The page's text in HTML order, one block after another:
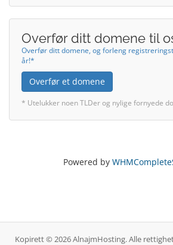
Overfør ditt domene til
Overfør ditt domene, og forleng
år!*
Overfør et domene
* Utelukker noen TLDer og nylige fornyede
Powered by
Kopirett © 2026 AlnajmHosting. Alle